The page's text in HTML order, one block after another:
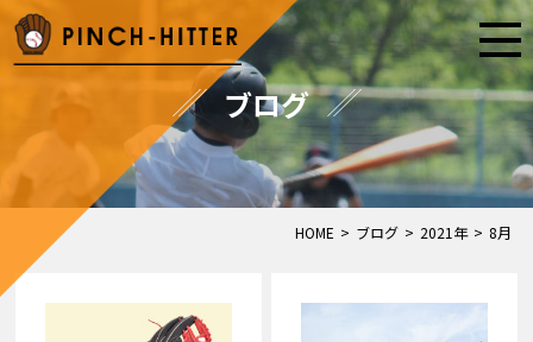
ブログ
HOME > ブログ > 2021年 > 8月